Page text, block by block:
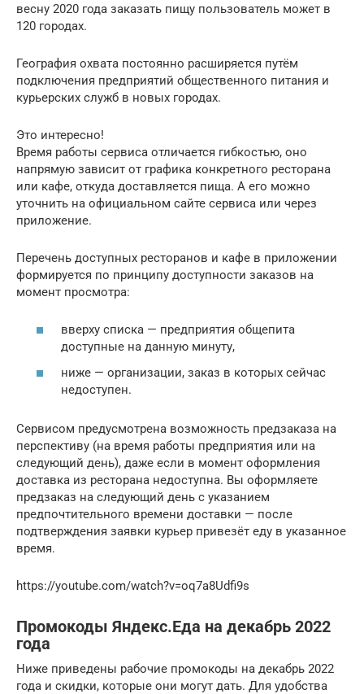
весну 2020 года заказать пищу пользователь может в
120 городах.
География охвата постоянно расширяется путём
подключения предприятий общественного питания и
курьерских служб в новых городах.
Это интересно!
Время работы сервиса отличается гибкостью, оно
напрямую зависит от графика конкретного ресторана
или кафе, откуда доставляется пища. А его можно
уточнить на официальном сайте сервиса или через
приложение.
Перечень доступных ресторанов и кафе в приложении
формируется по принципу доступности заказов на
момент просмотра:
вверху списка — предприятия общепита
доступные на данную минуту,
ниже — организации, заказ в которых сейчас
недоступен.
Сервисом предусмотрена возможность предзаказа на
перспективу (на время работы предприятия или на
следующий день), даже если в момент оформления
доставка из ресторана недоступна. Вы оформляете
предзаказ на следующий день с указанием
предпочтительного времени доставки — после
подтверждения заявки курьер привезёт еду в указанное
время.
https://youtube.com/watch?v=oq7a8Udfi9s
Промокоды Яндекс.Еда на декабрь 2022
года
Ниже приведены рабочие промокоды на декабрь 2022
года и скидки, которые они могут дать. Для удобства